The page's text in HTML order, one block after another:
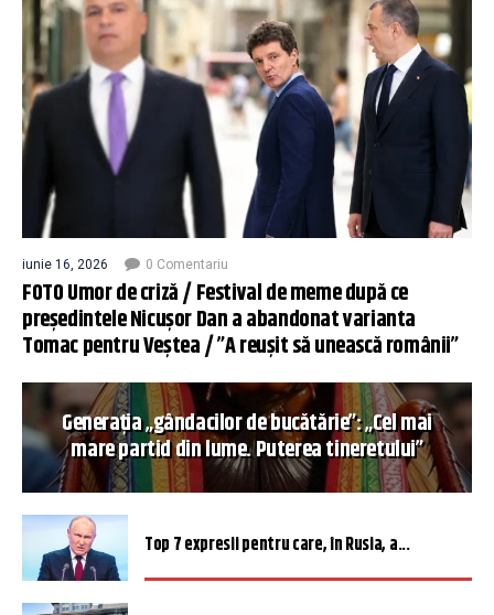
iunie 16, 2026 0 Comentariu
FOTO Umor de criză / Festival de meme după ce
președintele Nicușor Dan a abandonat varianta
Tomac pentru Veștea / ”A reușit să unească românii”
Generația „gândacilor de bucătărie”: „Cel mai
mare partid din lume. Puterea tineretului”
Top 7 expresii pentru care, în Rusia, a...